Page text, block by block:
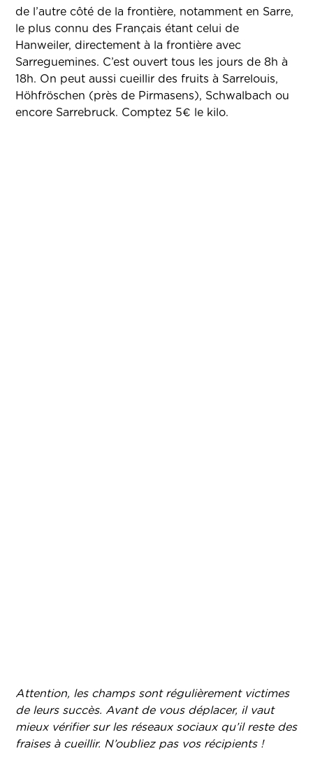
de l’autre côté de la frontière, notamment en Sarre,
le plus connu des Français étant celui de
Hanweiler, directement à la frontière avec
Sarreguemines. C’est ouvert tous les jours de 8h à
18h. On peut aussi cueillir des fruits à Sarrelouis,
Höhfröschen (près de Pirmasens), Schwalbach ou
encore Sarrebruck. Comptez 5€ le kilo.
Attention, les champs sont régulièrement victimes
de leurs succès. Avant de vous déplacer, il vaut
mieux vérifier sur les réseaux sociaux qu’il reste des
fraises à cueillir. N’oubliez pas vos récipients !